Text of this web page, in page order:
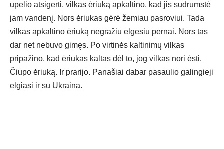
upelio atsigerti, vilkas ėriuką apkaltino, kad jis sudrumstė
jam vandenį. Nors ėriukas gėrė žemiau pasroviui. Tada
vilkas apkaltino ėriuką negražiu elgesiu pernai. Nors tas
dar net nebuvo gimęs. Po virtinės kaltinimų vilkas
pripažino, kad ėriukas kaltas dėl to, jog vilkas nori ėsti.
Čiupo ėriuką. Ir prarijo. Panašiai dabar pasaulio galingieji
elgiasi ir su Ukraina.